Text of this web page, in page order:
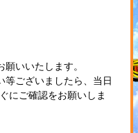
いいたします。
等ございましたら、当日
にご確認をお願いしま